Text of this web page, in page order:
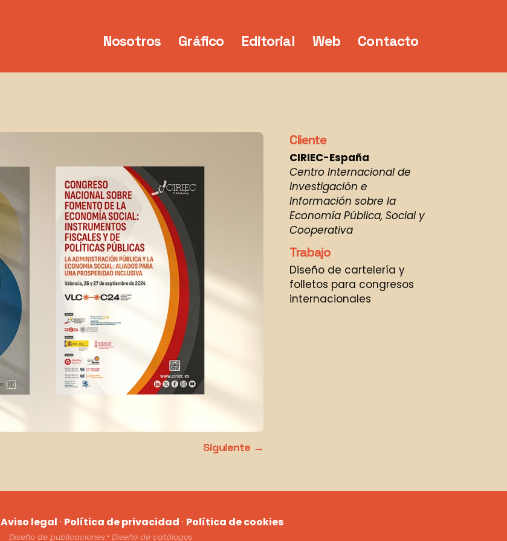
Nosotros Gráfico Editorial Web Contacto
Siguiente
Cliente
CIRIEC-España
Centro Internacional de
Investigación e
Información sobre la
Economía Pública, Social y
Cooperativa
Trabajo
Diseño de cartelería y
folletos para congresos
internacionales
Aviso legal · Política de privacidad · Política de cookies
Diseño de publicaciones · Diseño de catálogos